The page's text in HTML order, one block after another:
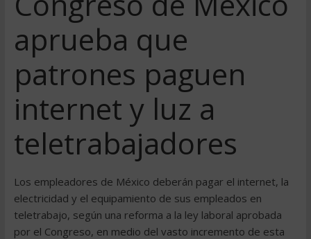
aprueba que
patrones paguen
internet y luz a
teletrabajadores
Los empleadores de México deberán pagar el internet, la
electricidad y el equipamiento de sus empleados en
teletrabajo, según una reforma a la ley laboral aprobada
por el Congreso, en medio del vasto incremento de esta